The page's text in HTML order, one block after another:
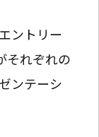
ントリー
それぞれの
ンテーシ